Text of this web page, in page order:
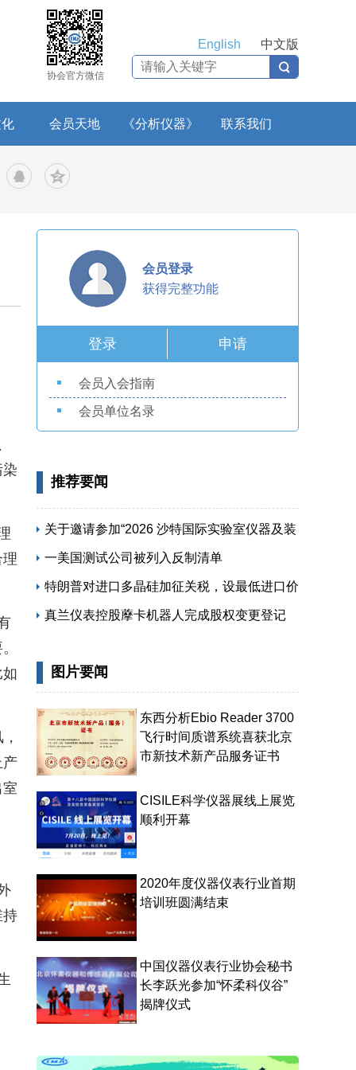
English 中文版
协会官方微信
会员天地 《分析仪器》 联系我们
产
持
会员登录
获得完整功能
登录 申请
会员入会指南
会员单位名录
推荐要闻
关于邀请参加“2026 沙特国际实验室仪器及装
备展览会”的函
一美国测试公司被列入反制清单
特朗普对进口多晶硅加征关税，设最低进口价
保护本土供应链
真兰仪表控股藦卡机器人完成股权变更登记
图片要闻
东西分析Ebio Reader 3700
飞行时间质谱系统喜获北京
市新技术新产品服务证书
CISILE科学仪器展线上展览
顺利开幕
2020年度仪器仪表行业首期
培训班圆满结束
中国仪器仪表行业协会秘书
长李跃光参加“怀柔科仪谷”
揭牌仪式